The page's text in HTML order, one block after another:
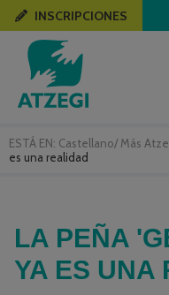
ESTÁ EN: Castellano/ Más
es una realidad
INSCRIPCIONES
LA PEÑA
YA ES UNA